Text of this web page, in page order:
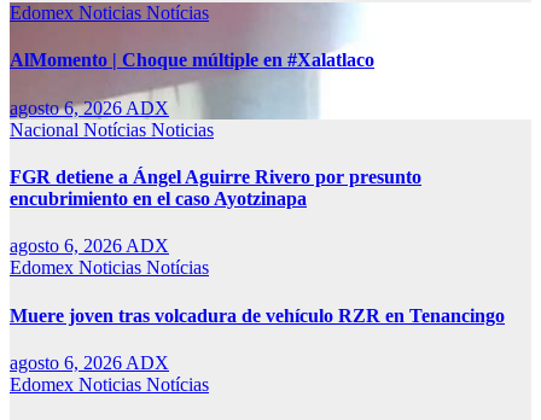
Edomex Noticias Notícias
AlMomento | Choque múltiple en #Xalatlaco
agosto 6, 2026 ADX
Nacional Notícias Noticias
FGR detiene a Ángel Aguirre Rivero por presunto
encubrimiento en el caso Ayotzinapa
agosto 6, 2026 ADX
Edomex Noticias Notícias
Muere joven tras volcadura de vehículo RZR en Tenancingo
agosto 6, 2026 ADX
Edomex Noticias Notícias